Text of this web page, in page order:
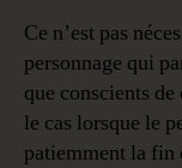
Ce n’est pas
personnage qui
que conscients
le cas lorsque le
patiemment la fin